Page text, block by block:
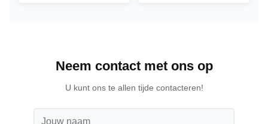
Neem contact met ons op
U kunt ons te allen tijde contacteren!